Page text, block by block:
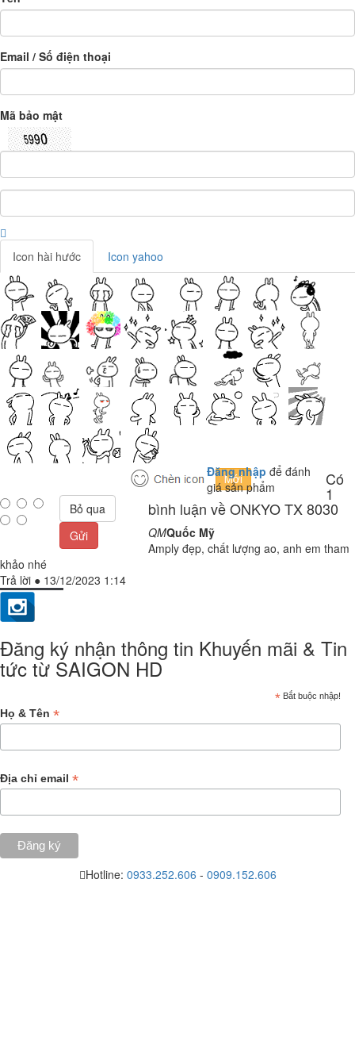
Email / Số điện thoại
Mã bảo mật
Icon hài hước Icon yahoo
Đăng nhập để đánh
giá sản phẩm
Bỏ qua
Gửi
Có
1
bình luận về ONKYO TX 8030
QMQuốc Mỹ
Amply đẹp, chất lượng ao, anh em tham
khảo nhé
Trả lời ● 13/12/2023 1:14
Đăng ký nhận thông tin Khuyến mãi & Tin
tức từ SAIGON HD
* Bắt buộc nhập!
Họ & Tên *
Địa chỉ email *
Hotline: 0933.252.606 - 0909.152.606